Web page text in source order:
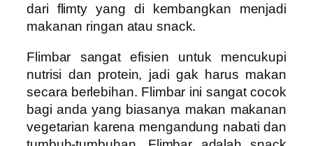
dari flimty yang di kembangkan menjadi
makanan ringan atau snack.
Flimbar sangat efisien untuk mencukupi
nutrisi dan protein, jadi gak harus makan
secara berlebihan. Flimbar ini sangat cocok
bagi anda yang biasanya makan makanan
vegetarian karena mengandung nabati dan